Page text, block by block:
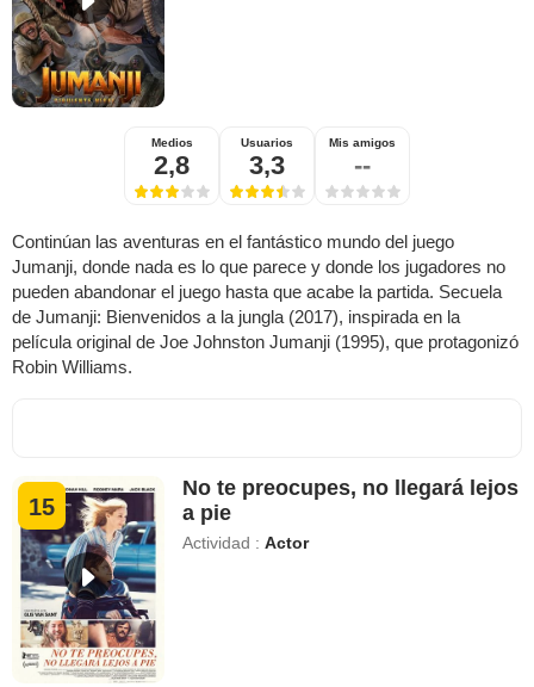
Medios
2,8
Usuarios
3,3
Mis amigos
--
Continúan las aventuras en el fantástico mundo del juego
Jumanji, donde nada es lo que parece y donde los jugadores no
pueden abandonar el juego hasta que acabe la partida. Secuela
de Jumanji: Bienvenidos a la jungla (2017), inspirada en la
película original de Joe Johnston Jumanji (1995), que protagonizó
Robin Williams.
15
No te preocupes, no llegará lejos
a pie
Actividad :Actor